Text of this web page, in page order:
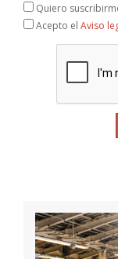
Quiero
Acepto el Aviso